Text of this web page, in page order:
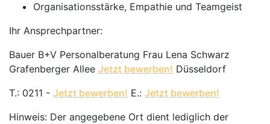
Organisationsstärke, Empathie und Teamgeist
Ihr Ansprechpartner:
Bauer B+V Personalberatung Frau Lena Schwarz
Grafenberger Allee Jetzt bewerben! Düsseldorf
T.: 0211 - Jetzt bewerben! E.: Jetzt bewerben!
Hinweis: Der angegebene Ort dient lediglich der